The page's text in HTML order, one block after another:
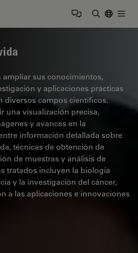
ampliar sus conocimientos,
y aplicaciones prácticas
diversos campos científicos.
una visualización precisa,
y avances en la
información detallada sobre
técnicas de obtención de
de muestras y análisis de
tratados incluyen la biología
y la investigación del cáncer,
a las aplicaciones e innovaciones